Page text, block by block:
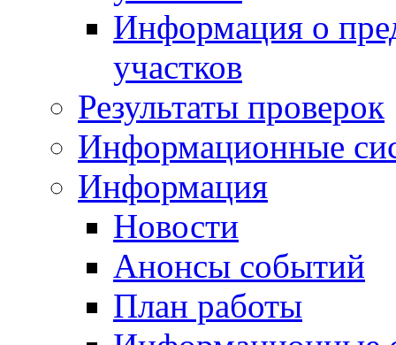
Информация о
участков
Результаты проверок
Информационные
Информация
Новости
Анонсы событий
План работы